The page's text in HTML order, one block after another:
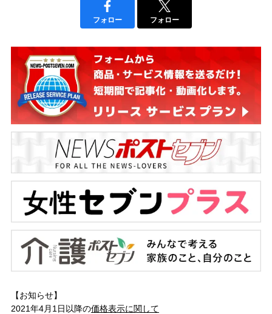
フォロー フォロー
【お知らせ】
2021年4月1日以降の価格表示に関して